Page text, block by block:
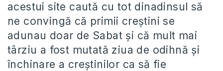
acestui site caută cu tot dinadinsul să
ne convingă că primii creştini se
adunau doar de Sabat şi că mult mai
târziu a fost mutată ziua de odihnă şi
închinare a creştinilor ca să fie